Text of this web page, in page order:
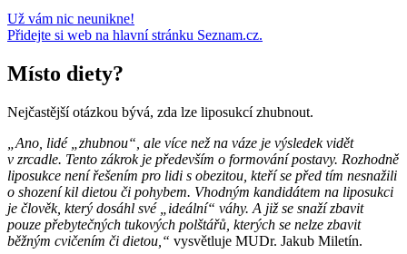
Už vám nic neunikne!
Přidejte si web na hlavní stránku Seznam.cz.
Místo diety?
Nejčastější otázkou bývá, zda lze liposukcí zhubnout.
„Ano, lidé „zhubnou“, ale více než na váze je výsledek vidět
v zrcadle. Tento zákrok je především o formování postavy. Rozhodně
liposukce není řešením pro lidi s obezitou, kteří se před tím nesnažili
o shození kil dietou či pohybem. Vhodným kandidátem na liposukci
je člověk, který dosáhl své „ideální“ váhy. A již se snaží zbavit
pouze přebytečných tukových polštářů, kterých se nelze zbavit
běžným cvičením či dietou,“ vysvětluje MUDr. Jakub Miletín.